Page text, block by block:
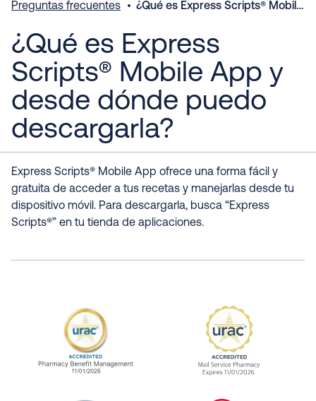
Preguntas frecuentes ¿Qué es Express Scripts® Mobile App y desde dónde puedo descargarla?
¿Qué es Express
Scripts® Mobile App y
desde dónde puedo
descargarla?
Express Scripts® Mobile App ofrece una forma fácil y
gratuita de acceder a tus recetas y manejarlas desde tu
dispositivo móvil. Para descargarla, busca “Express
Scripts®” en tu tienda de aplicaciones.